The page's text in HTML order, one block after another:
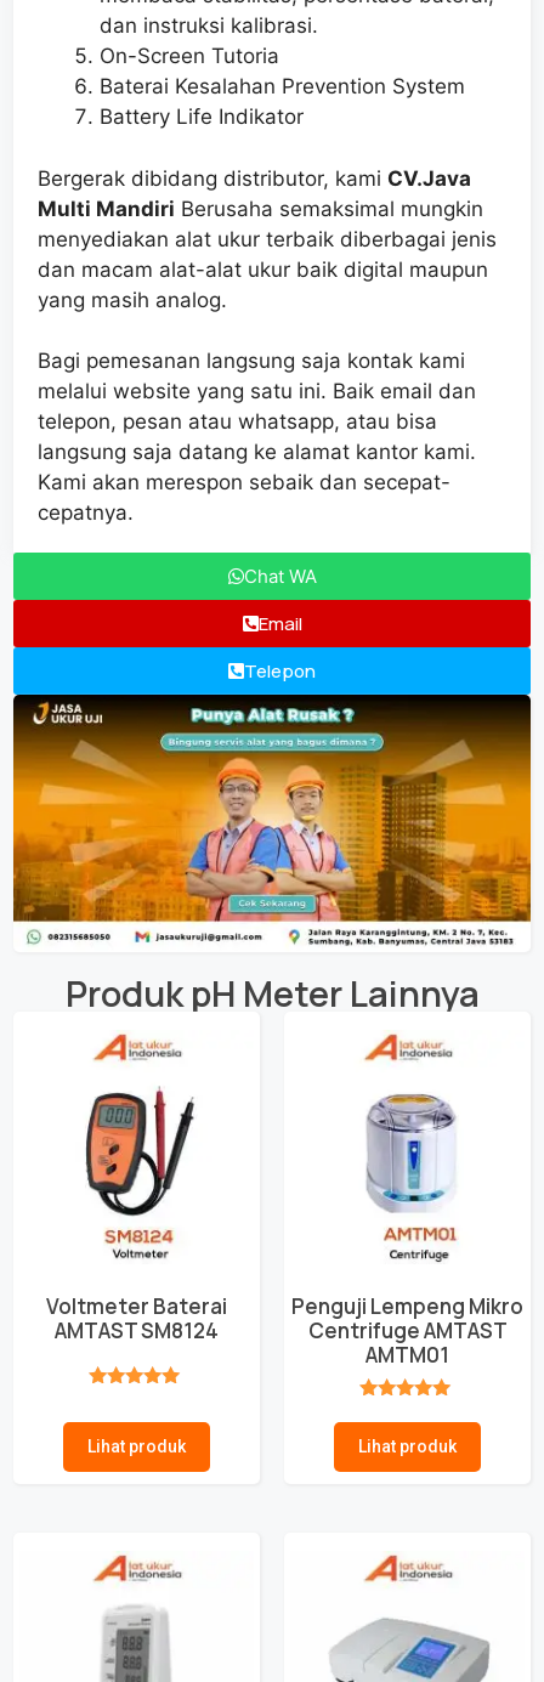
dan instruksi kalibrasi.
On-Screen Tutoria
Baterai Kesalahan Prevention System
Battery Life Indikator
Bergerak dibidang distributor, kami CV.Java
Multi Mandiri Berusaha semaksimal mungkin
menyediakan alat ukur terbaik diberbagai jenis
dan macam alat-alat ukur baik digital maupun
yang masih analog.
Bagi pemesanan langsung saja kontak kami
melalui website yang satu ini. Baik email dan
telepon, pesan atau whatsapp, atau bisa
langsung saja datang ke alamat kantor kami.
Kami akan merespon sebaik dan secepat-
cepatnya.
Chat WA
Email
Telepon
ProdukpH MeterLainnya
Voltmeter Baterai
AMTAST SM8124
Lihat produk
Penguji Lempeng Mikro
Centrifuge AMTAST
AMTM01
Lihat produk